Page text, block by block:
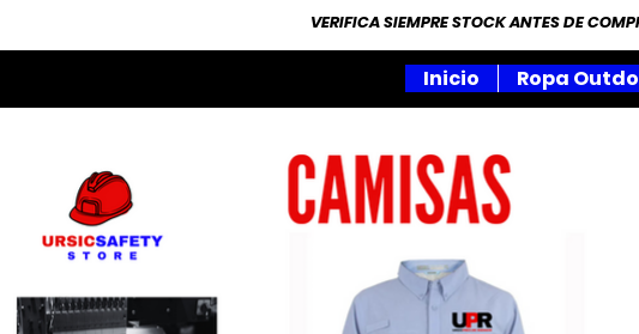
VERIFICA SIEMPRE STOCK ANTES DE
Inicio Ropa